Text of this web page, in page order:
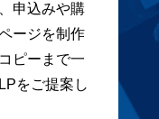
申込みや購
ージを制作
ピーまで一
をご提案し